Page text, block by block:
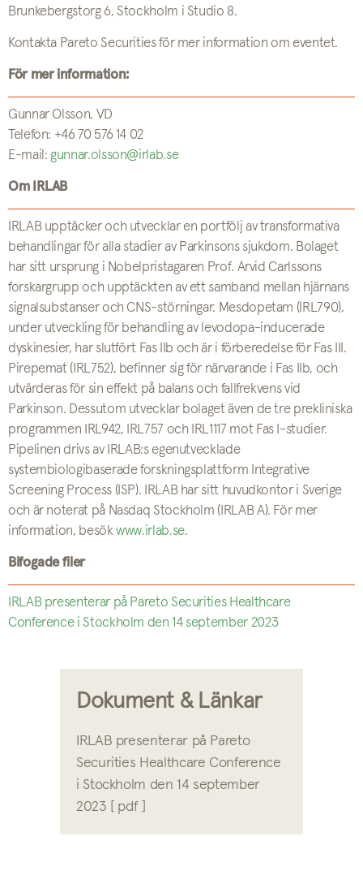
Brunkebergstorg 6, Stockholm i Studio 8.
Kontakta Pareto Securities för mer information om eventet.
För mer information:
Gunnar Olsson, VD
Telefon: +46 70 576 14 02
E-mail: gunnar.olsson@irlab.se
Om IRLAB
IRLAB upptäcker och utvecklar en portfölj av transformativa
behandlingar för alla stadier av Parkinsons sjukdom. Bolaget
har sitt ursprung i Nobelpristagaren Prof. Arvid Carlssons
forskargrupp och upptäckten av ett samband mellan hjärnans
signalsubstanser och CNS-störningar. Mesdopetam (IRL790),
under utveckling för behandling av levodopa-inducerade
dyskinesier, har slutfört Fas IIb och är i förberedelse för Fas III.
Pirepemat (IRL752), befinner sig för närvarande i Fas IIb, och
utvärderas för sin effekt på balans och fallfrekvens vid
Parkinson. Dessutom utvecklar bolaget även de tre prekliniska
programmen IRL942, IRL757 och IRL1117 mot Fas I-studier.
Pipelinen drivs av IRLAB:s egenutvecklade
systembiologibaserade forskningsplattform Integrative
Screening Process (ISP). IRLAB har sitt huvudkontor i Sverige
och är noterat på Nasdaq Stockholm (IRLAB A). För mer
information, besökwww.irlab.se.
Bifogade filer
IRLAB presenterar på Pareto Securities Healthcare
Conference i Stockholm den 14 september 2023
Dokument & Länkar
IRLAB presenterar på Pareto
Securities Healthcare Conference
i Stockholm den 14 september
2023 [ pdf ]